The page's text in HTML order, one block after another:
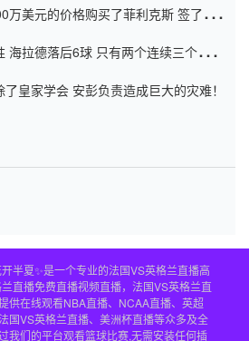
万美元的价格购买了菲利克斯 签了7年
海拉德落后6球 只有两个连续三个连续
皇家学会 安彭负责造成巨大的灾难！
半夏✨是一个专业的法国VS英格兰直播高
直播免费直播视频直播，法国VS英格兰直
供在线观看NBA直播、NCAA直播、英超
国VS英格兰直播、美洲杯直播等众多及全
我们的平台观看篮球比赛,无需安装任何插